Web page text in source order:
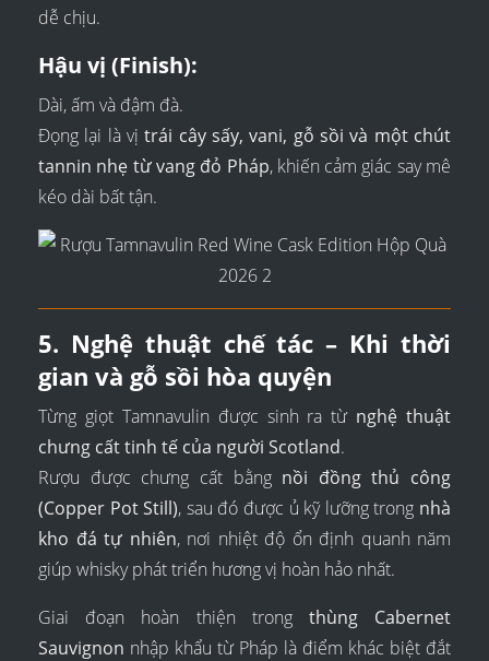
dễ chịu.
Hậu vị (Finish):
Dài, ấm và đậm đà.
Đọng lại là vịtrái cây sấy, vani, gỗ sồi và một chút
tannin nhẹ từ vang đỏ Pháp, khiến cảm giác say mê
kéo dài bất tận.
5. Nghệ thuật chế tác – Khi thời
gian và gỗ sồi hòa quyện
Từng giọt Tamnavulin được sinh ra từ nghệ thuật
chưng cất tinh tế của người Scotland.
Rượu được chưng cất bằng nồi đồng thủ công
(Copper Pot Still), sau đó được ủ kỹ lưỡng trong nhà
kho đá tự nhiên, nơi nhiệt độ ổn định quanh năm
giúp whisky phát triển hương vị hoàn hảo nhất.
Giai đoạn hoàn thiện trong thùng Cabernet
Sauvignon nhập khẩu từ Pháp là điểm khác biệt đắt